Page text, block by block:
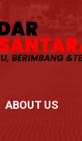
ABOUT US